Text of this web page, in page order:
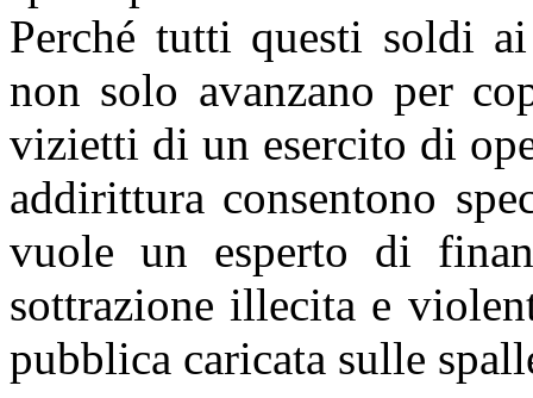
Perché tutti questi soldi
non solo avanzano per
vizietti di un esercito di
addirittura consentono
vuole un esperto di
sottrazione illecita e
pubblica caricata sulle